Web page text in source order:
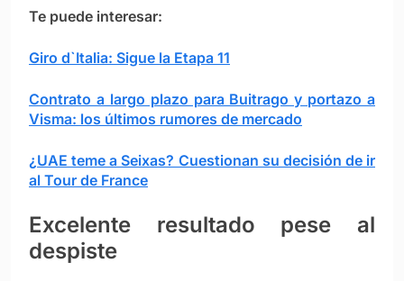
Te puede interesar:
Giro d`Italia: Sigue la Etapa 11
Contrato a largo plazo para Buitrago y portazo a
Visma: los últimos rumores de mercado
¿UAE teme a Seixas? Cuestionan su decisión de ir
al Tour de France
Excelente resultado pese al
despiste